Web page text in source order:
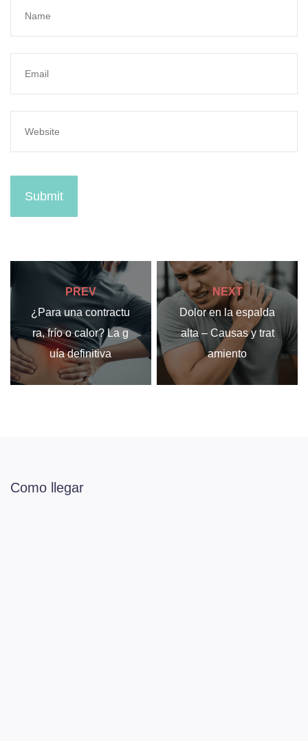
Submit
PREV
¿Para una contractu
ra, frío o calor? La g
uía definitiva
NEXT
Dolor en la espalda
alta – Causas y trat
amiento
Como llegar